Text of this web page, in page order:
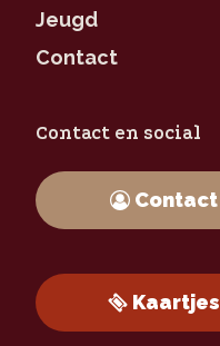
Jeugd
Contact
Contact en social
Contact
Kaartjes